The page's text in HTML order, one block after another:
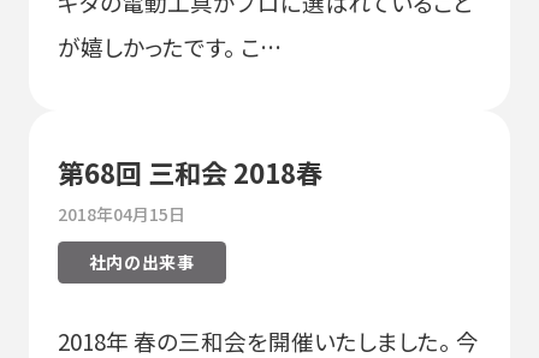
が嬉しかったです。 こ…
第68回 三和会 2018春
2018年04月15日
社内の出来事
2018年 春の三和会を開催いたしました。 今